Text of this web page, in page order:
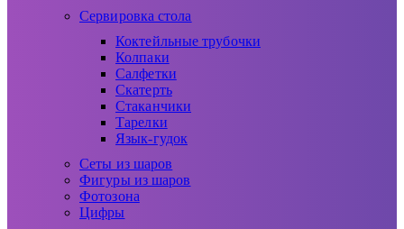
Сервировка стола
Коктейльные трубочки
Колпаки
Салфетки
Скатерть
Стаканчики
Тарелки
Язык-гудок
Сеты из шаров
Фигуры из шаров
Фотозона
Цифры